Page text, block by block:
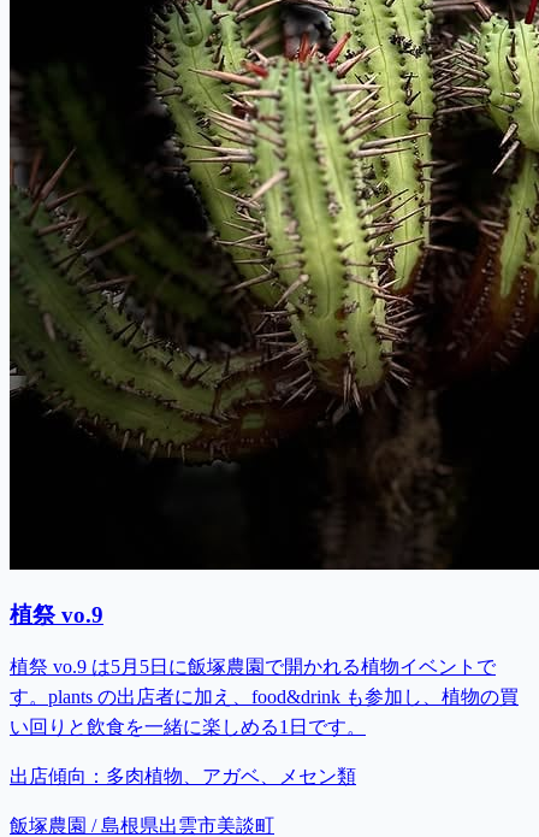
植祭 vo.9
植祭 vo.9 は5月5日に飯塚農園で開かれる植物イベントで
す。plants の出店者に加え、food&drink も参加し、植物の買
い回りと飲食を一緒に楽しめる1日です。
出店傾向： 多肉植物、アガベ、メセン類
飯塚農園 / 島根県出雲市美談町